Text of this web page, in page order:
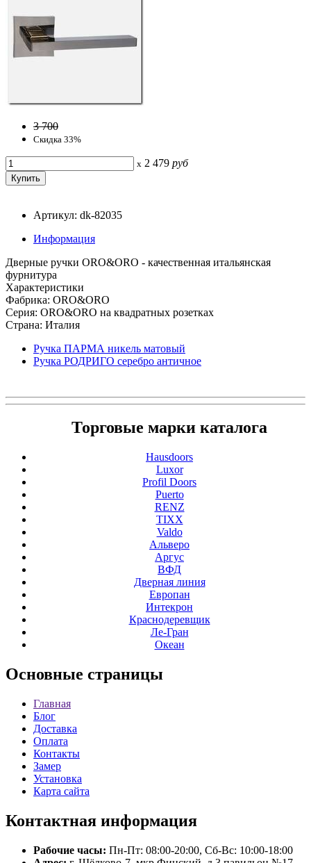
3 700
Скидка 33%
x 2 479 руб
Артикул: dk-82035
Информация
Дверные ручки ORO&ORO - качественная итальянская
фурнитура
Характеристики
Фабрика: ORO&ORO
Серия: ORO&ORO на квадратных розетках
Страна: Италия
Ручка ПАРМА никель матовый
Ручка РОДРИГО серебро античное
Торговые марки каталога
Hausdoors
Luxor
Profil Doors
Puerto
RENZ
TIXX
Valdo
Альверо
Аргус
ВФД
Дверная линия
Европан
Интекрон
Краснодеревщик
Ле-Гран
Океан
Основные страницы
Главная
Блог
Доставка
Оплата
Контакты
Замер
Установка
Карта сайта
Контактная информация
Рабочие часы: Пн-Пт: 08:00-20:00, Сб-Вс: 10:00-18:00